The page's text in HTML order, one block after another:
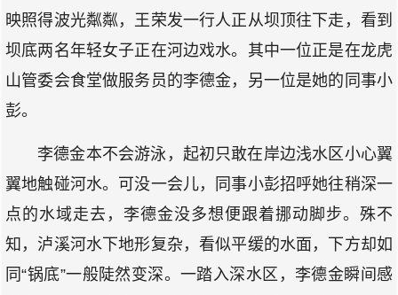
映照得波光粼粼，王荣发一行人正从坝顶往下走，看到
坝底两名年轻女子正在河边戏水。其中一位正是在龙虎
山管委会食堂做服务员的李德金，另一位是她的同事小
彭。
李德金本不会游泳，起初只敢在岸边浅水区小心翼
翼地触碰河水。可没一会儿，同事小彭招呼她往稍深一
点的水域走去，李德金没多想便跟着挪动脚步。殊不
知，泸溪河水下地形复杂，看似平缓的水面，下方却如
同“锅底”一般陡然变深。一踏入深水区，李德金瞬间感